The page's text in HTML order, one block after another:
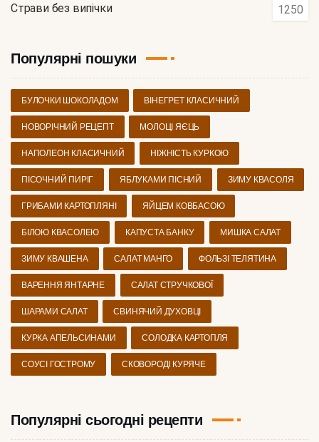
Страви без випічки 1250
Популярні пошуки
БУЛОЧКИ ШОКОЛАДОМ ВІНЕГРЕТ КЛАСИЧНИЙ
НОВОРІЧНИЙ РЕЦЕПТ МОЛОЦІ ЯЄЦЬ
НАПОЛЕОН КЛАСИЧНИЙ НІЖНІСТЬ КУРКОЮ
ПІСОЧНИЙ ПИРІГ ЯБЛУКАМИ ПІСНИЙ ЗИМУ КВАСОЛЯ
ГРИБАМИ КАРТОПЛЯНІ ЯЙЦЕМ КОВБАСОЮ
БІЛОЮ КВАСОЛЕЮ КАПУСТА БАНКУ МИШКА САЛАТ
ЗИМУ КВАШЕНА САЛАТ МАНГО ФОЛЬЗІ ТЕЛЯТИНА
ВАРЕННЯ ЯНТАРНЕ САЛАТ СТРУЧКОВОЇ
ШАРАМИ САЛАТ СВИНЯЧИЙ ДУХОВЦІ
КУРКА АПЕЛЬСИНАМИ СОЛОДКА КАРТОПЛЯ
СОУСІ ГОСТРОМУ СКОВОРОДІ КУРЯЧЕ
Популярні сьогодні рецепти